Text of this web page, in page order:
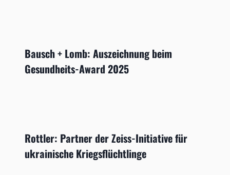
Bausch + Lomb: Auszeichnung beim
Gesundheits-Award 2025
Rottler: Partner der Zeiss-Initiative für
ukrainische Kriegsflüchtlinge